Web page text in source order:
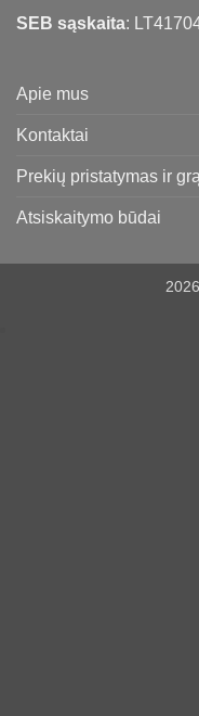
SEB sąskaita:
Apie mus
Kontaktai
Prekių pristatymas ir
Atsiskaitymo būdai